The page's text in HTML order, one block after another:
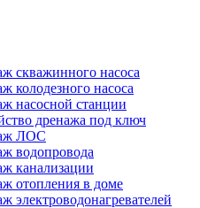
скважинного насоса
колодезного насоса
насосной станции
дренажа под ключ
ЛОС
водопровода
канализации
отопления в доме
электроводонагревателей